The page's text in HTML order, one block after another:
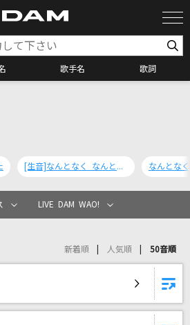
歌手名 歌詞
オケリクエスト
で歌われている曲の一覧
[生音]なんとなく なんとなく なんとな
LIVE DAM WAO!
新着順 人気順 50音順